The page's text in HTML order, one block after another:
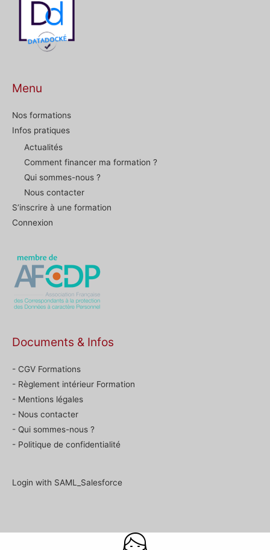
Menu
Nos formations
Infos pratiques
Actualités
Comment financer ma formation ?
Qui sommes-nous ?
Nous contacter
S’inscrire à une formation
Connexion
Documents & Infos
- CGV Formations
- Règlement intérieur Formation
- Mentions légales
- Nous contacter
- Qui sommes-nous ?
- Politique de confidentialité
Login with SAML_Salesforce